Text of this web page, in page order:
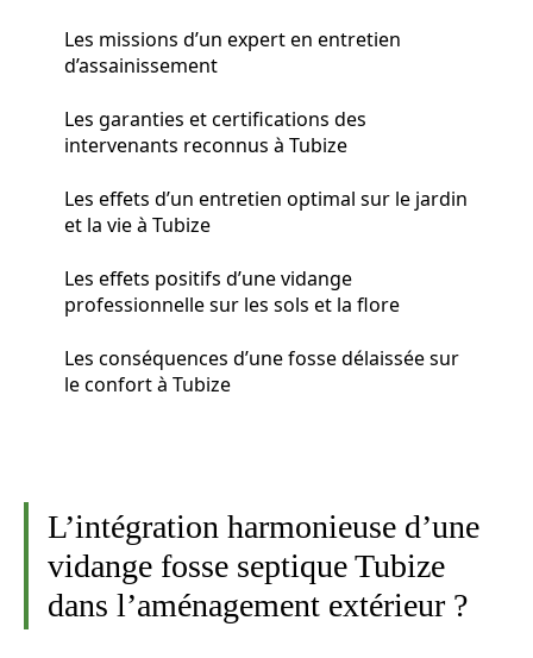
Les missions d’un expert en entretien
d’assainissement
Les garanties et certifications des
intervenants reconnus à Tubize
Les effets d’un entretien optimal sur le jardin
et la vie à Tubize
Les effets positifs d’une vidange
professionnelle sur les sols et la flore
Les conséquences d’une fosse délaissée sur
le confort à Tubize
L’intégration harmonieuse d’une
vidange fosse septique Tubize
dans l’aménagement extérieur ?